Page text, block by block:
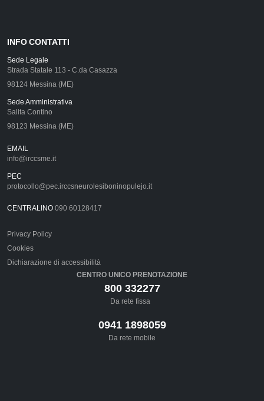
INFO CONTATTI
Sede Legale
Strada Statale 113 - C.da Casazza
98124 Messina (ME)
Sede Amministrativa
Salita Contino
98123 Messina (ME)
EMAIL
info@irccsme.it
PEC
protocollo@pec.irccsneurolesiboninopulejo.it
CENTRALINO 090 60128417
Privacy Policy
Cookies
Dichiarazione di accessibilità
CENTRO UNICO PRENOTAZIONE
800 332277
Da rete fissa
0941 1898059
Da rete mobile